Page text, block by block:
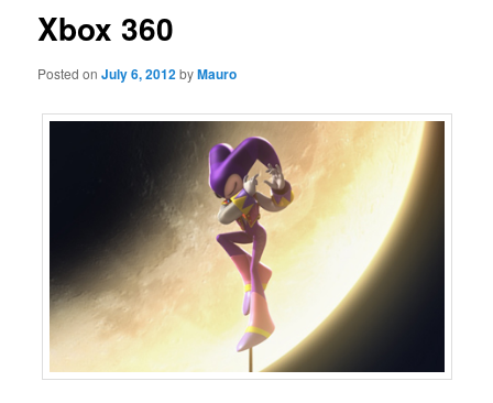
Xbox 360
Posted onJuly 6, 2012byMauro